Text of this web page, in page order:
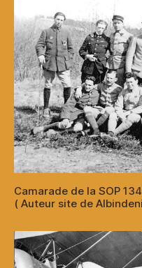
Camarade de la SOP
( Auteur site de